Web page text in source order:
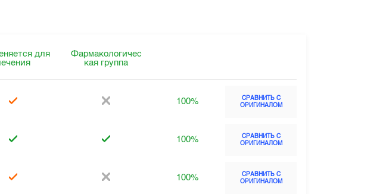
для
Фармакологичес
кая группа
100%
СРАВНИТЬ С
ОРИГИНАЛОМ
100%
СРАВНИТЬ С
ОРИГИНАЛОМ
100%
СРАВНИТЬ С
ОРИГИНАЛОМ